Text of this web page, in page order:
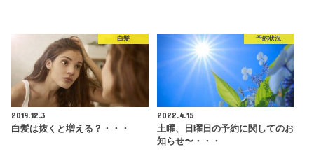
白髪
2019.12.3
白髪は抜くと増える？・・・
予約状況
2022.4.15
土曜、日曜日の予約に関してのお
知らせ〜・・・